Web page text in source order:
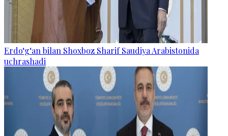
Erdo‘g‘an bilan Shoxboz Sharif Saudiya Arabistonida
uchrashadi